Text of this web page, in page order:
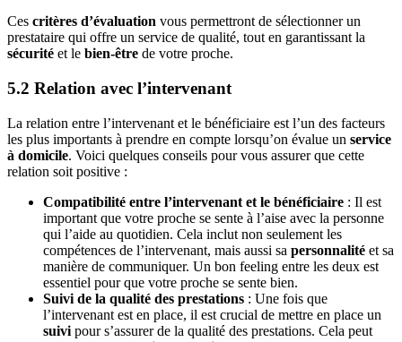
Ces critères d’évaluation vous permettront de sélectionner un
prestataire qui offre un service de qualité, tout en garantissant la
sécurité et le bien-être de votre proche.
5.2 Relation avec l’intervenant
La relation entre l’intervenant et le bénéficiaire est l’un des facteurs
les plus importants à prendre en compte lorsqu’on évalue un service
à domicile. Voici quelques conseils pour vous assurer que cette
relation soit positive :
Compatibilité entre l’intervenant et le bénéficiaire : Il est
important que votre proche se sente à l’aise avec la personne
qui l’aide au quotidien. Cela inclut non seulement les
compétences de l’intervenant, mais aussi sa personnalité et sa
manière de communiquer. Un bon feeling entre les deux est
essentiel pour que votre proche se sente bien.
Suivi de la qualité des prestations : Une fois que
l’intervenant est en place, il est crucial de mettre en place un
suivi pour s’assurer de la qualité des prestations. Cela peut